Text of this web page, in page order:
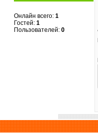
Онлайн всего: 1
Гостей: 1
Пользователей: 0